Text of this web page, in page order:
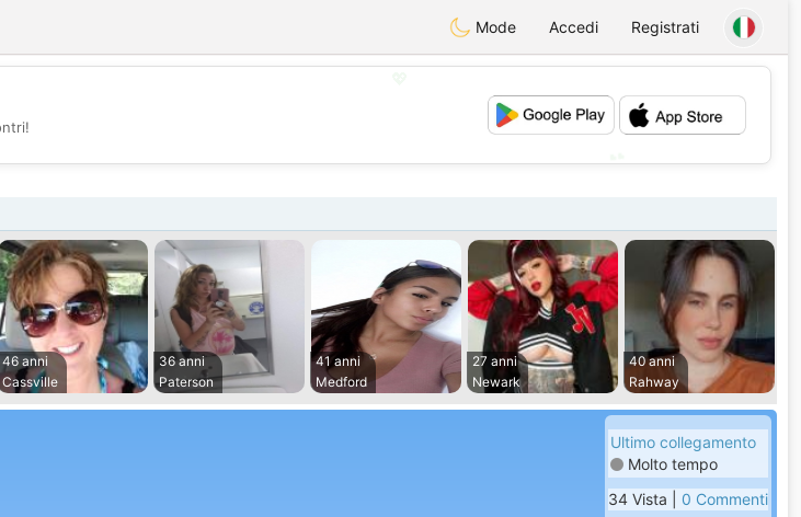
Mode Accedi Registrati
💕
46 anni
Cassville
36 anni
Paterson
41 anni
Medford
27 anni
Newark
40 anni
Rahway
Ultimo collegamento
Molto tempo
34 Vista | 0 Commenti